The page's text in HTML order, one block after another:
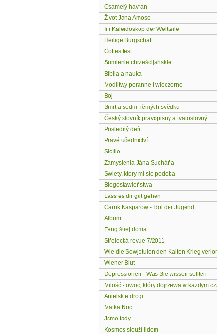
Osamelý havran
Život Jana Amose
Im Kaleidoskop der Weltteile
Heilige Burgschaft
Gottes fest
Sumienie chrześcijańskie
Biblia a nauka
Modlitwy poranne i wieczorne
Boj
Smrt a sedm němých svědku
Český slovník pravopisný a tvaroslovný
Posledný deň
Pravé učednictví
Sicílie
Zamyslenia Jána Sucháňa
Swiety, ktory mi sie podoba
Blogoslawieństwa
Lass es dir gut gehen
Garrik Kasparow - Idol der Jugend
Album
Feng šuej doma
Střelecká revue 7/2011
Wie die Sowjetuion den Kalten Krieg verlor
Wiener Blut
Depressionen - Was Sie wissen sollten
Milość - owoc, który dojrzewa w kazdym
Anielskie drogi
Matka Noc
Jsme tady
Kosmos slouží lidem